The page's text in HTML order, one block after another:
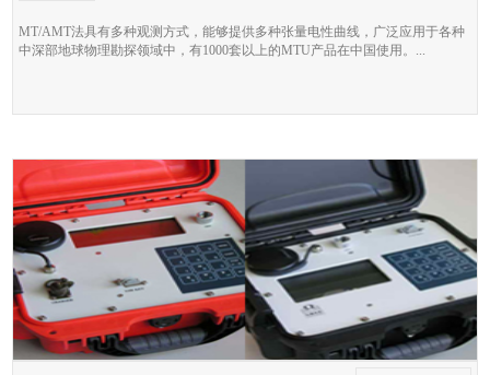
MT/AMT法具有多种观测方式，能够提供多种张量电性曲线，广泛应用于各种
中深部地球物理勘探领域中，有1000套以上的MTU产品在中国使用。...